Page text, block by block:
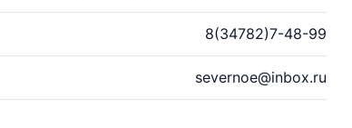
8(34782)7-48-99
severnoe@inbox.ru